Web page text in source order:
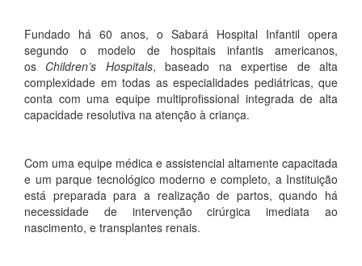
Fundado há 60 anos, o Sabará Hospital Infantil opera
segundo o modelo de hospitais infantis americanos,
os Children’s Hospitals, baseado na expertise de alta
complexidade em todas as especialidades pediátricas, que
conta com uma equipe multiprofissional integrada de alta
capacidade resolutiva na atenção à criança.
Com uma equipe médica e assistencial altamente capacitada
e um parque tecnológico moderno e completo, a Instituição
está preparada para a realização de partos, quando há
necessidade de intervenção cirúrgica imediata ao
nascimento, e transplantes renais.